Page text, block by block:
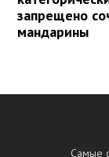
запрещено
мандарины
Самые